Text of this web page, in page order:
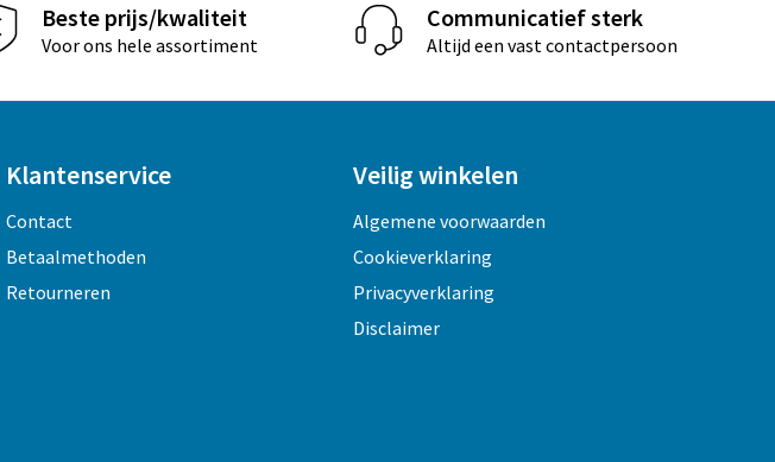
Beste prijs/kwaliteit
Voor ons hele assortiment
Communicatief sterk
Altijd een vast contactpersoon
Klantenservice
Contact
Betaalmethoden
Retourneren
Veilig winkelen
Algemene voorwaarden
Cookieverklaring
Privacyverklaring
Disclaimer